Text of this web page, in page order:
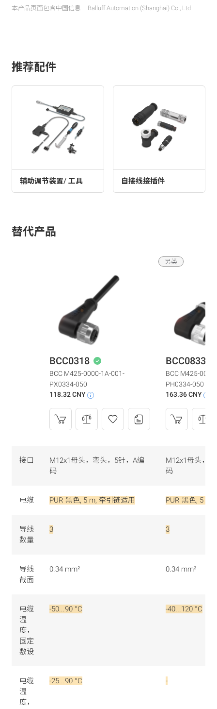
本产品页面包含中国信息 – Balluff Automation (Shanghai) Co., Ltd
推荐配件
辅助调节装置/ 工具 自接线接插件
替代产品
另类
BCC0318 BCC0833
BCC M425-0000-1A-001-
PX0334-050
BCC M425-
PH0334-050
118.32 CNY
163.36 CNY
接口
M12x1母头，弯头，5针，A编
码
M12x1母头，
码
电缆 PUR 黑色, 5 m, 牵引链适用 PUR 黑色, 5 m
导线
数量
3 3
导线
截面
0.34 mm² 0.34 mm²
电缆
温
度，
固定
敷设
-50...90 °C -40...120 °C
电缆
温
度，
-25...90 °C -